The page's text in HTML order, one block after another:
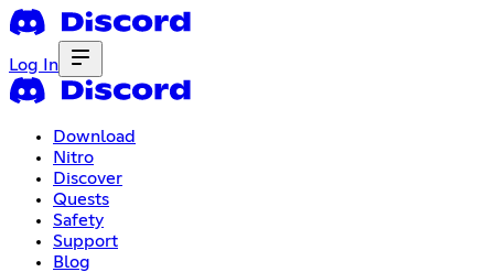
Log In
Download
Nitro
Discover
Quests
Safety
Support
Blog